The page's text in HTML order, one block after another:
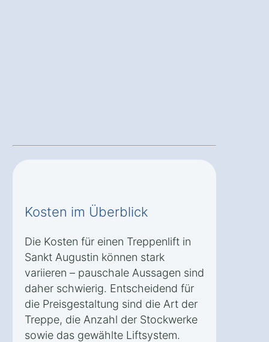
Kosten im Überblick
Die Kosten für einen Treppenlift in
Sankt Augustin können stark
variieren – pauschale Aussagen sind
daher schwierig. Entscheidend für
die Preisgestaltung sind die Art der
Treppe, die Anzahl der Stockwerke
sowie das gewählte Liftsystem.